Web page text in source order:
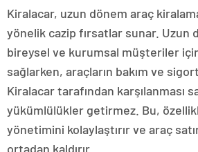
Kiralacar, uzun dönem araç
yönelik cazip fırsatlar sunar. Uzun
bireysel ve kurumsal müşteriler
sağlarken, araçların bakım ve
Kiralacar tarafından karşılanması
yükümlülükler getirmez. Bu,
yönetimini kolaylaştırır ve araç
ortadan kaldırır.